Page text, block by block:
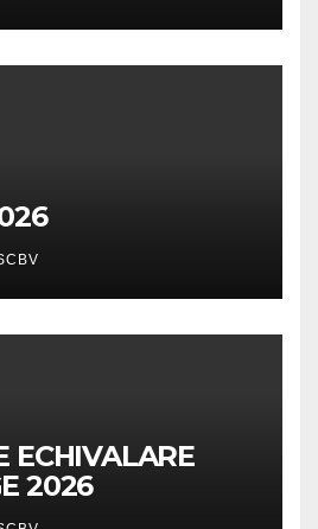
ECHIVALARE
2026